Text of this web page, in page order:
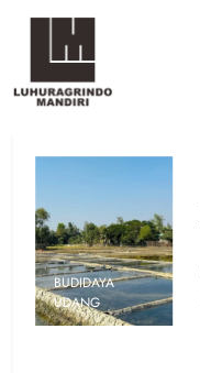
BUDIDAYA
UDANG